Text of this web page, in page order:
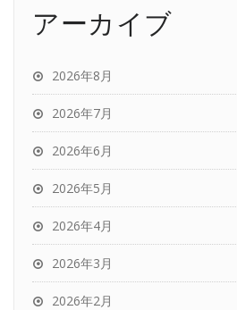
アーカイブ
2026年8月
2026年7月
2026年6月
2026年5月
2026年4月
2026年3月
2026年2月